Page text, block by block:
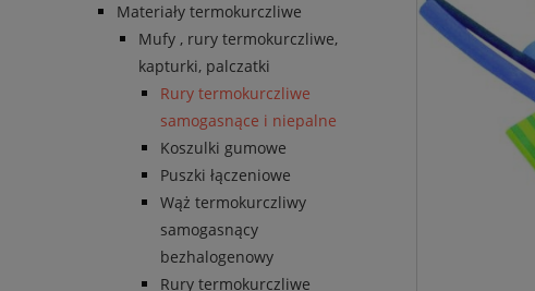
Materiały termokurczliwe
Mufy , rury termokurczliwe,
kapturki, palczatki
Rury termokurczliwe
samogasnące i niepalne
Koszulki gumowe
Puszki łączeniowe
Wąż termokurczliwy
samogasnący
bezhalogenowy
Rury termokurczliwe